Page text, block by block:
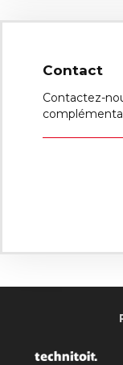
Contact
Contactez-